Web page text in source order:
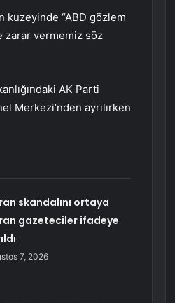
kuzeyinde “ABD gözlem
zarar vermemiz söz
AK Parti
Merkezi’nden ayrılırken
skandalını ortaya
gazeteciler ifadeye
7, 2026